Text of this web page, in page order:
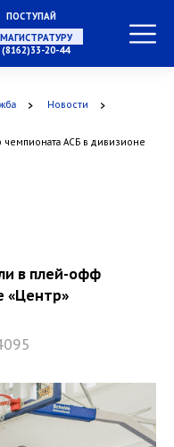
ПОСТУПАЙ
СПЕЦИАЛИТЕТ
(8162)33-20-44
Новости
АСБ в дивизионе
в плей-офф
«Центр»